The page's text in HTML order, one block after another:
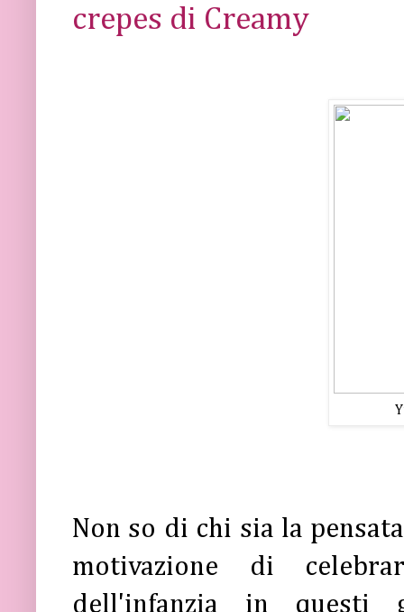
crepes di Creamy
Non so di chi sia la
motivazione di
dell'infanzia in